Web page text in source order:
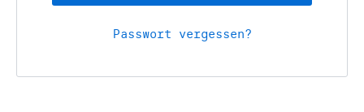
Passwort vergessen?